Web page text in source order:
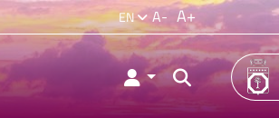
EN A- A+